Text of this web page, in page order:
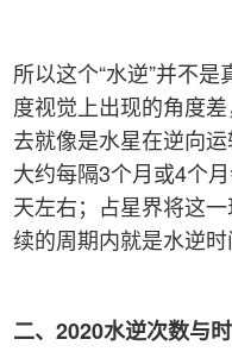
所以这个“水逆”并不
度视觉上出现的角度
去就像是水星在逆向运
大约每隔3个月或4个
天左右；占星界将这
续的周期内就是水逆时
二、2020水逆次数与